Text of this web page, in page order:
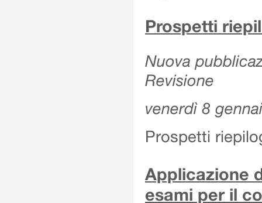
Prospetti
Nuova
Revisione
venerdì 8
Prospetti
Applicazione
esami per il